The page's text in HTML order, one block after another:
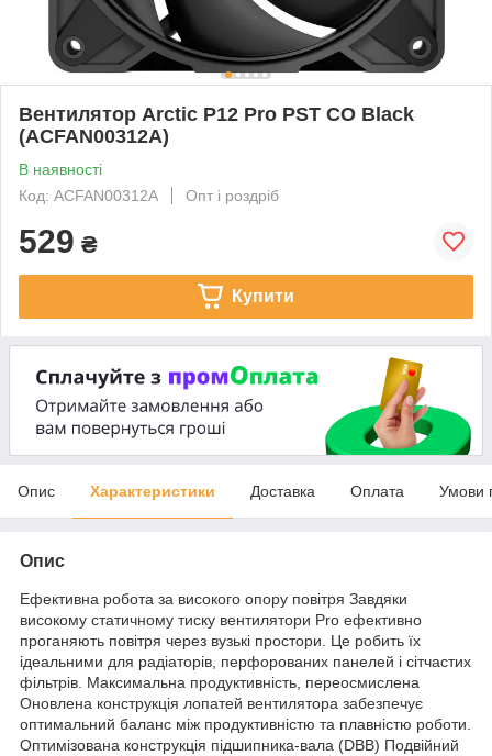
Вентилятор Arctic P12 Pro PST CO Black
(ACFAN00312A)
В наявності
Код: ACFAN00312A
Опт і роздріб
529 ₴
Купити
Опис Характеристики Доставка Оплата Умови
Опис
Ефективна робота за високого опору повітря Завдяки
високому статичному тиску вентилятори Pro ефективно
проганяють повітря через вузькі простори. Це робить їх
ідеальними для радіаторів, перфорованих панелей і сітчастих
фільтрів. Максимальна продуктивність, переосмислена
Оновлена конструкція лопатей вентилятора забезпечує
оптимальний баланс між продуктивністю та плавністю роботи.
Оптимізована конструкція підшипника-вала (DBB) Подвійний